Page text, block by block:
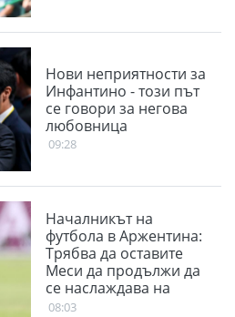
Нови неприятности за
Инфантино - този път
се говори за негова
любовница
09:28
Началникът на
футбола в Аржентина:
Трябва да оставите
Меси да продължи да
се наслаждава на
футбола
08:03